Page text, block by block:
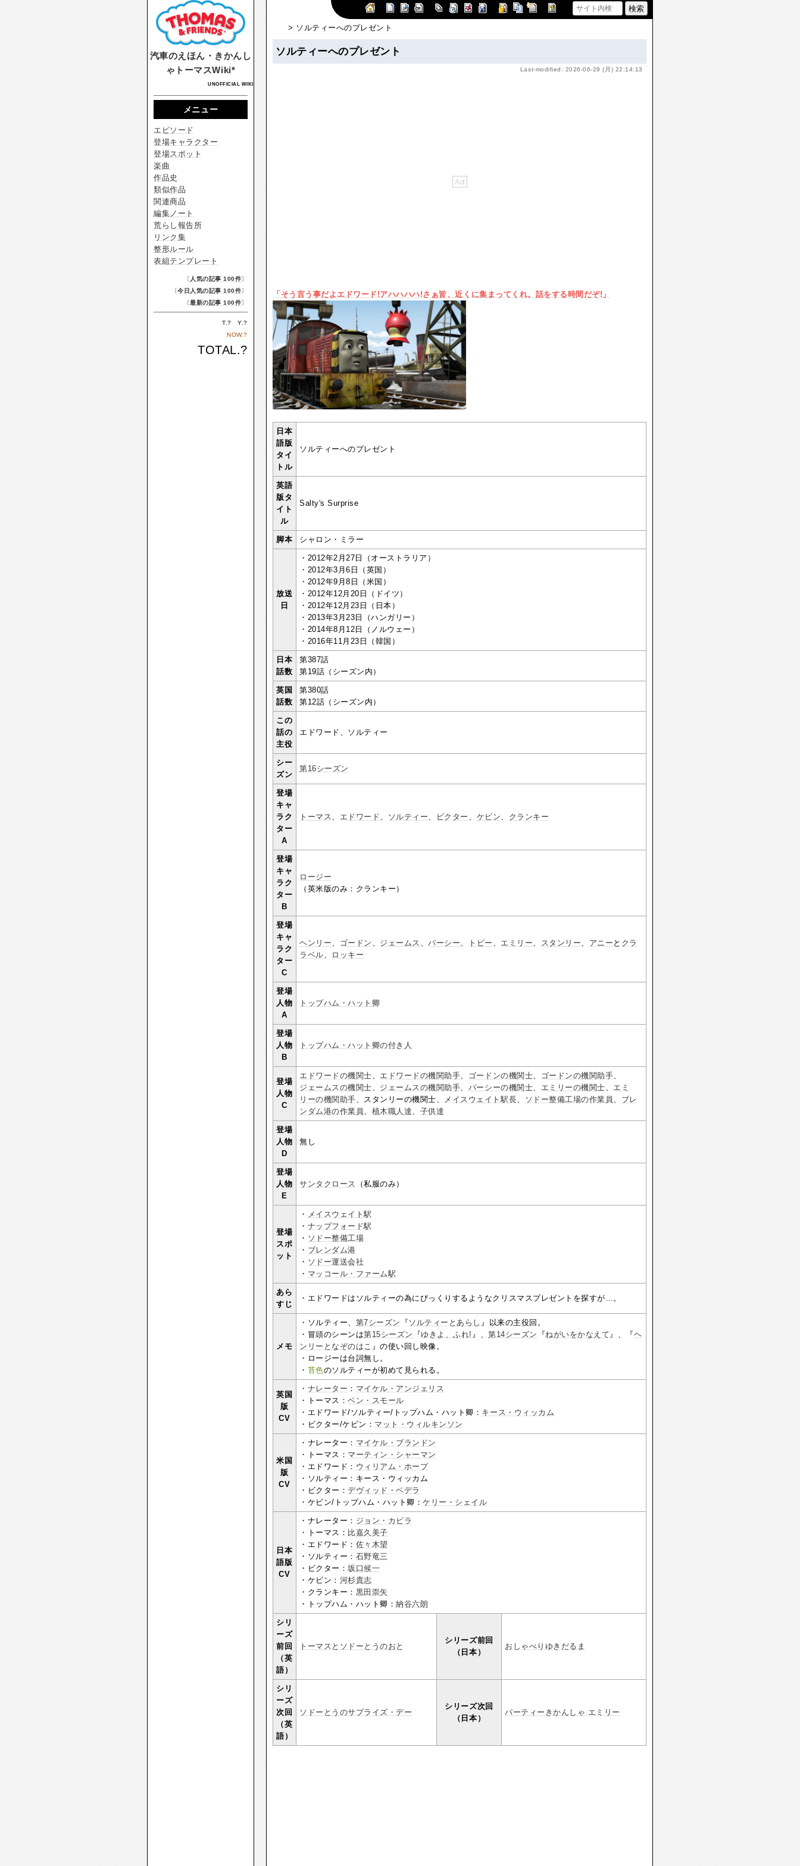
汽車のえほん・きかんし
ゃトーマスWiki*
UNOFFICIAL WIKI
> ソルティーへのプレゼント
ソルティーへのプレゼント
Last-modified: 2026-06-29 (月) 22:14:13
「そう言う事だよエドワード!アハハハハ!さぁ皆、近くに集まってくれ。話をする時間だぞ!」
日本
語版
タイ
トル
ソルティーへのプレゼント
英語
版タ
イト
ル
Salty's Surprise
脚本 シャロン・ミラー
放送
日
・2012年2月27日（オーストラリア）
・2012年3月6日（英国）
・2012年9月8日（米国）
・2012年12月20日（ドイツ）
・2012年12月23日（日本）
・2013年3月23日（ハンガリー）
・2014年8月12日（ノルウェー）
・2016年11月23日（韓国）
日本
話数
第387話
第19話（シーズン内）
英国
話数
第380話
第12話（シーズン内）
この
話の
主役
エドワード、ソルティー
シー
ズン
第16シーズン
登場
キャ
ラク
ター
A
トーマス、 エドワード、 ソルティー、 ビクター 、 ケビン、 クランキー
登場
キャ
ラク
ター
B
ロージー
（英米版のみ：クランキー）
登場
キャ
ラク
ター
C
ヘンリー、 ゴードン 、 ジェームス 、パーシー、 トビー 、 エミリー、 スタンリー、 アニー と クラ
ラベル、 ロッキー
登場
人物
A
トップハム・ハット卿
登場
人物
B
トップハム・ハット卿の付き人
登場
人物
C
エドワードの機関士、 エドワードの機関助手、 ゴードンの機関士、 ゴードンの機関助手、
ジェームスの機関士、 ジェームスの機関助手、 パーシーの機関士、 エミリーの機関士、 エミ
リーの機関助手、スタンリーの機関士、 メイスウェイト駅長、 ソドー整備工場の作業員 、 ブレ
ンダム港の作業員 、 植木職人達、 子供達
登場
人物
D
無し
登場
人物
E
サンタクロース （私服のみ）
登場
スポ
ット
・ メイスウェイト駅
・ ナップフォード駅
・ ソドー整備工場
・ ブレンダム港
・ ソドー運送会社
・ マッコール・ファーム駅
あら
すじ
・エドワードはソルティーの為にびっくりするようなクリスマスプレゼントを探すが…。
メモ
・ソルティー、 第7シーズン 『 ソルティーとあらし 』以来の主役回。
・冒頭のシーンは第15シーズン 『ゆきよ、ふれ! 』、第14シーズン 『ねがいをかなえて』、『ヘ
ンリーとなぞのはこ 』の使い回し映像。
・ロージーは台詞無し。
・ 苔色のソルティーが初めて見られる。
英国
版
CV
・ ナレーター ： マイケル・アンジェリス
・トーマス：ベン・スモール
・エドワード/ソルティー/トップハム・ハット卿： キース・ウィッカム
・ビクター/ケビン： マット・ウィルキンソン
米国
版
CV
・ナレーター： マイケル・ブランドン
・トーマス： マーティン・シャーマン
・エドワード： ウィリアム・ホープ
・ソルティー：キース・ウィッカム
・ビクター：デヴィッド・ベデラ
・ケビン/トップハム・ハット卿：ケリー・シェイル
日本
語版
CV
・ナレーター： ジョン・カビラ
・トーマス： 比嘉久美子
・エドワード： 佐々木望
・ソルティー： 石野竜三
・ビクター：坂口候一
・ケビン： 河杉貴志
・クランキー： 黒田崇矢
・トップハム・ハット卿：納谷六朗
シリ
ーズ
前回
（英
語）
トーマスとソドーとうのおと
シリーズ前回
（日本）
おしゃべりゆきだるま
シリ
ーズ
次回
（英
語）
ソドーとうのサプライズ・デー
シリーズ次回
（日本）
パーティーきかんしゃ エミリー
メニュー
エピソード
登場キャラクター
登場スポット
楽曲
作品史
類似作品
関連商品
編集ノート
荒らし報告所
リンク集
整形ルール
表組テンプレート
〔 人気の記事 100件〕
〔今日人気の記事 100件〕
〔最新の記事 100件〕
T.? Y.?
NOW.?
TOTAL.?